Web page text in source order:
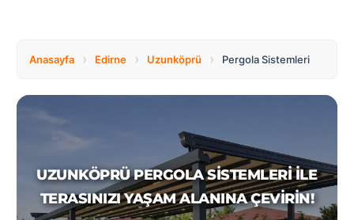
Anasayfa › Edirne › Uzunköprü › Pergola Sistemleri
UZUNKÖPRÜ PERGOLA SISTEMLERI ILE
TERASINIZI YAŞAM ALANINA ÇEVIRIN!
Bulgaria
Canada
Czech
Republic
Netherlands
Poland
Romania